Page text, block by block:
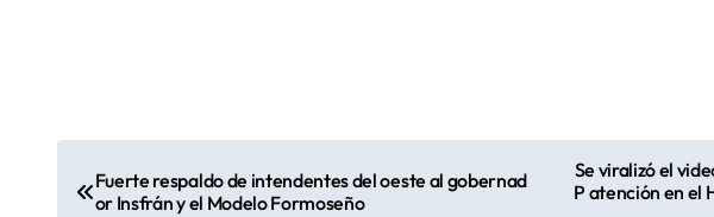
Fuerte respaldo de intendentes del oeste al gobernad
or Insfrán y el Modelo Formoseño
Se viralizó el
P atención en el